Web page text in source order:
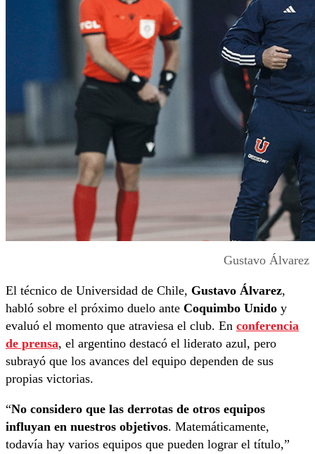
Gustavo Álvarez
El técnico de Universidad de Chile, Gustavo Álvarez,
habló sobre el próximo duelo ante Coquimbo Unido y
evaluó el momento que atraviesa el club. En conferencia
de prensa, el argentino destacó el liderato azul, pero
subrayó que los avances del equipo dependen de sus
propias victorias.
“No considero que las derrotas de otros equipos
influyan en nuestros objetivos. Matemáticamente,
todavía hay varios equipos que pueden lograr el título,”